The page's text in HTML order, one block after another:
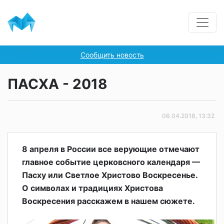
Сообщить новость
ПАСХА - 2018
06.04.2018, 13:32
8 апреля в России все верующие отмечают
главное событие церковсного календаря —
Пасху или Светлое Христово Воскресенье.
О символах и традициях Христова
Воскресения расскажем в нашем сюжете.